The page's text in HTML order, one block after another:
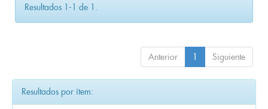
Resultados 1-1 de 1.
Anterior 1 Siguiente
Resultados por ítem: